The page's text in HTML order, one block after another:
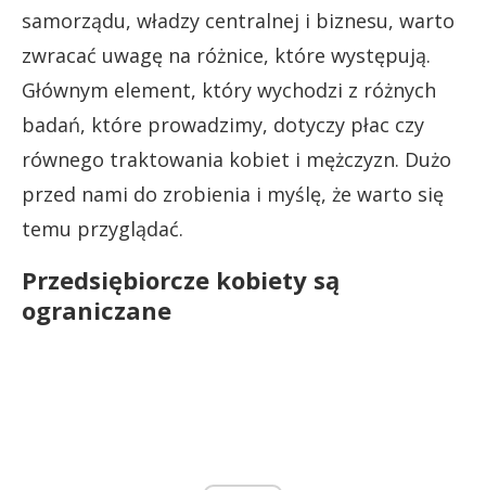
samorządu, władzy centralnej i biznesu, warto
zwracać uwagę na różnice, które występują.
Głównym element, który wychodzi z różnych
badań, które prowadzimy, dotyczy płac czy
równego traktowania kobiet i mężczyzn. Dużo
przed nami do zrobienia i myślę, że warto się
temu przyglądać.
Przedsiębiorcze kobiety są
ograniczane